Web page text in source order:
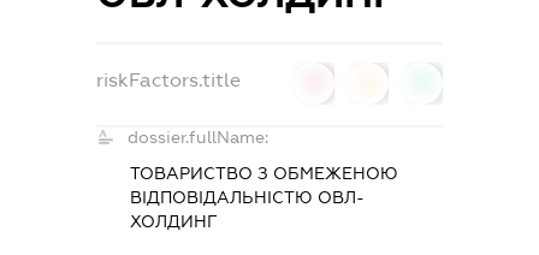
riskFactors.title
dossier.fullName:
ТОВАРИСТВО З ОБМЕЖЕНОЮ
ВІДПОВІДАЛЬНІСТЮ ОВЛ-
ХОЛДИНГ